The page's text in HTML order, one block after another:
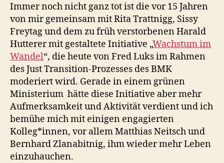
Immer noch nicht ganz tot ist die vor 15 Jahren
von mir gemeinsam mit Rita Trattnigg, Sissy
Freytag und dem zu früh verstorbenen Harald
Hutterer mit gestaltete Initiative „Wachstum im
Wandel“, die heute von Fred Luks im Rahmen
des Just Transition-Prozesses des BMK
moderiert wird. Gerade in einem grünen
Ministerium hätte diese Initiative aber mehr
Aufmerksamkeit und Aktivität verdient und ich
bemühe mich mit einigen engagierten
Kolleg*innen, vor allem Matthias Neitsch und
Bernhard Zlanabitnig, ihm wieder mehr Leben
einzuhauchen.